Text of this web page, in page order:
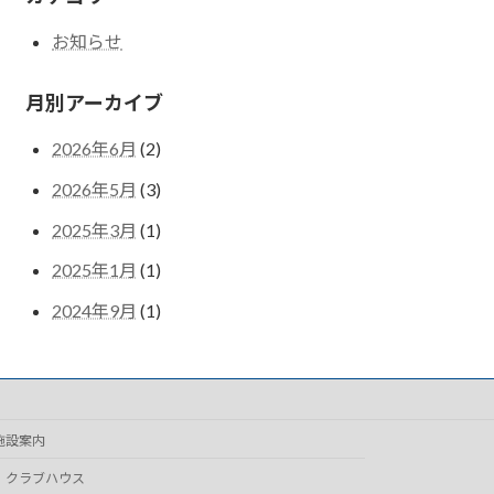
お知らせ
月別アーカイブ
2026年6月 (2)
2026年5月 (3)
2025年3月 (1)
2025年1月 (1)
2024年9月 (1)
設案内
クラブハウス